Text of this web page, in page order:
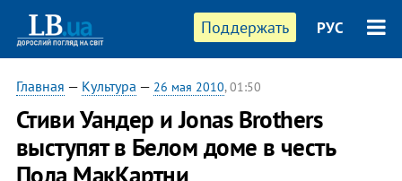
Поддержать РУС
Главная — Культура — 26 мая 2010, 01:50
Стиви Уандер и Jonas Brothers
выступят в Белом доме в честь
Пола МакКартни